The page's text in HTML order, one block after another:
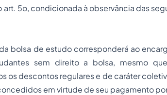
art. 5o, condicionada à observância das
bolsa de estudo corresponderá ao
sem direito a bolsa, mesmo
os descontos regulares e de caráter
em virtude de seu pagamento